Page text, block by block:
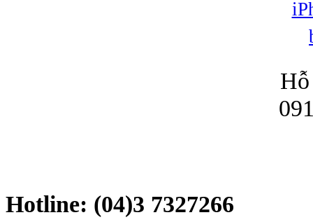
Hotline: (04)3 7327266